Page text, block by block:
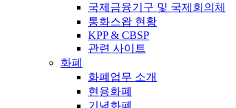
국제금융기구 및 국제회의체
통화스왑 현황
KPP & CBSP
관련 사이트
화폐
화폐업무 소개
현용화폐
기념화폐